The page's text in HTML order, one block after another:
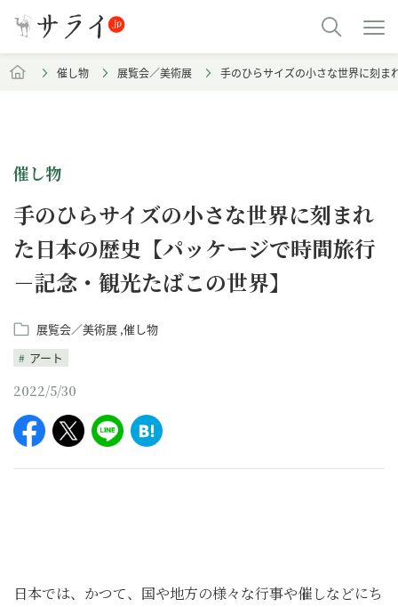
催し物 展覧会／美術展 手のひらサイズの小さな世界に刻ま
催し物
手のひらサイズの小さな世界に刻まれ
た日本の歴史【パッケージで時間旅行
－記念・観光たばこの世界】
展覧会／美術展 催し物
アート
2022/5/30
日本では、かつて、国や地方の様々な行事や催しなどにち